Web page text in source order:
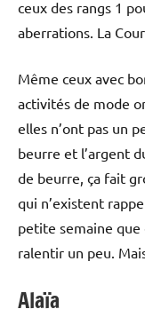
ceux des rangs 1
aberrations. La
Même ceux avec
activités de mode
elles n’ont pas un
beurre et l’argent
de beurre, ça fait
qui n’existent
petite semaine que
ralentir un peu.
Alaïa